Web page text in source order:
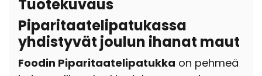
Tuotekuvaus
Piparitaatelipatukassa
yhdistyvät joulun ihanat maut
Foodin Piparitaatelipatukka on pehmeä